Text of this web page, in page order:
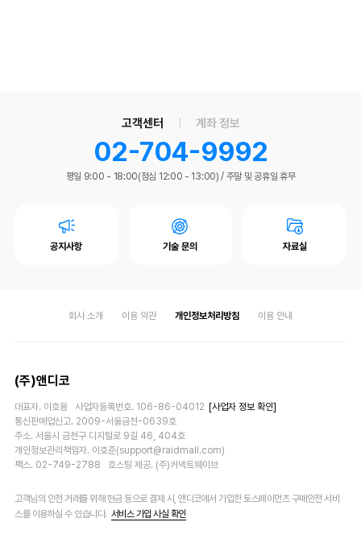
고객센터 계좌 정보
02-704-9992
평일 9:00 - 18:00(점심 12:00 - 13:00) / 주말 및 공휴일 휴무
공지사항 기술 문의 자료실
회사 소개 이용 약관 개인정보처리방침 이용 안내
(주)앤디코
대표자. 이호용 사업자등록번호. 106-86-04012 [사업자 정보 확인]
통신판매업신고. 2009-서울금천-0639호
주소. 서울시 금천구 디지털로 9길 46, 404호
개인정보관리책임자. 이호준(support@raidmall.com)
팩스. 02-749-2788 호스팅 제공. (주)커넥트웨이브
고객님의 안전 거래를 위해 현금 등으로 결제 시, 앤디코에서 가입한 토스페이먼츠 구매안전 서비
스를 이용하실 수 있습니다. 서비스 가입 사실 확인